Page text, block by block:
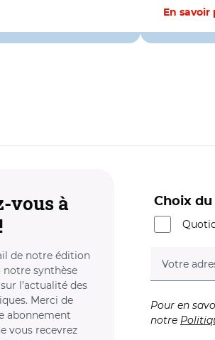
En savoir
vous à
de notre édition
synthèse
l’actualité des
Merci de
abonnement
vous recevrez
Choix
Votre
Pour en
notre